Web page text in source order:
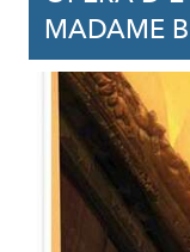
MADAME